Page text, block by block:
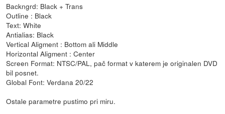
Backngrd: Black + Trans
Outline : Black
Text: White
Antialias: Black
Vertical Aligment : Bottom ali Middle
Horizontal Aligment : Center
Screen Format: NTSC/PAL, pač format v katerem je originalen DVD
bil posnet.
Global Font: Verdana 20/22
Ostale parametre pustimo pri miru.